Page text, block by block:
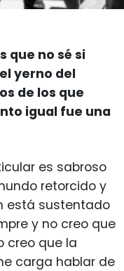
que no sé si
yerno del
de los que
igual fue una
es sabroso
retorcido y
está sustentado
y no creo que
creo que la
carga hablar de